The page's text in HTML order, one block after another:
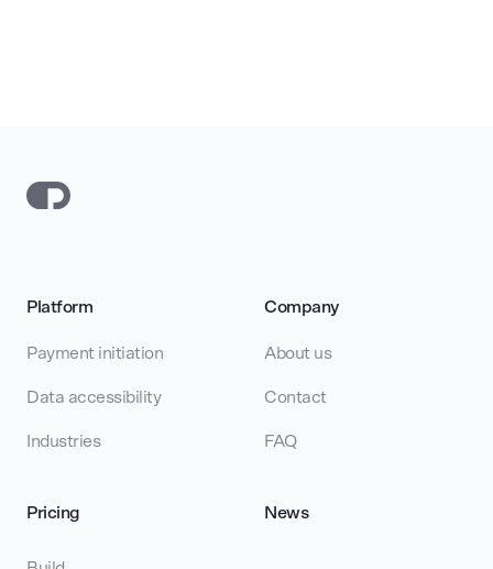
Platform
Payment initiation
Data accessibility
Industries
Company
About us
Contact
FAQ
Pricing News